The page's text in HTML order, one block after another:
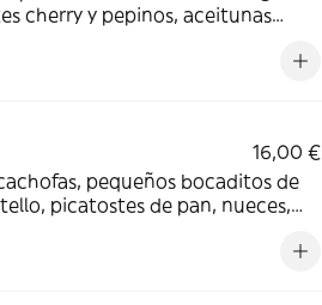
cherry y pepinos, aceitunas
16,00 €
pequeños bocaditos de
picatostes de pan, nueces,